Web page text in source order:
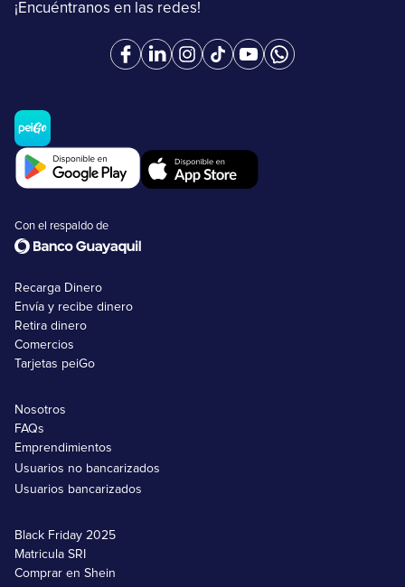
¡Encuéntranos en las redes!
Con el respaldo de
Recarga Dinero
Envía y recibe dinero
Retira dinero
Comercios
Tarjetas peiGo
Nosotros
FAQs
Emprendimientos
Usuarios no bancarizados
Usuarios bancarizados
Black Friday 2025
Matricula SRI
Comprar en Shein